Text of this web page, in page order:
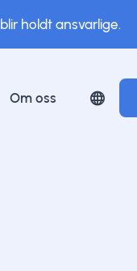
holdt ansvarlige.
Om oss